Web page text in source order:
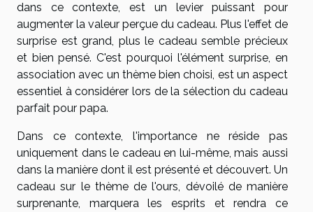
dans ce contexte, est un levier puissant pour
augmenter la valeur perçue du cadeau. Plus l'effet de
surprise est grand, plus le cadeau semble précieux
et bien pensé. C'est pourquoi l'élément surprise, en
association avec un thème bien choisi, est un aspect
essentiel à considérer lors de la sélection du cadeau
parfait pour papa.
Dans ce contexte, l'importance ne réside pas
uniquement dans le cadeau en lui-même, mais aussi
dans la manière dont il est présenté et découvert. Un
cadeau sur le thème de l'ours, dévoilé de manière
surprenante, marquera les esprits et rendra ce